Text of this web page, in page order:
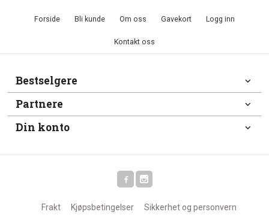
Forside Bli kunde Om oss Gavekort Logg inn
Kontakt oss
Bestselgere
Partnere
Din konto
Frakt Kjøpsbetingelser Sikkerhet og personvern